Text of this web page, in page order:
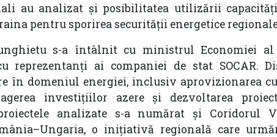
au analizat și posibilitatea utilizării
pentru sporirea securității energetice
s-a întâlnit cu ministrul Economiei al
reprezentanți ai companiei de stat SOCAR.
în domeniul energiei, inclusiv aprovizionarea
investițiilor azere și dezvoltarea
analizate s-a numărat și Coridorul
o inițiativă regională care